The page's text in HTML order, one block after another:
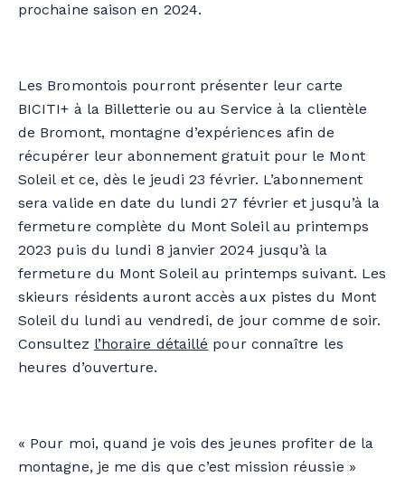
prochaine saison en 2024.
Les Bromontois pourront présenter leur carte
BICITI+ à la Billetterie ou au Service à la clientèle
de Bromont, montagne d’expériences afin de
récupérer leur abonnement gratuit pour le Mont
Soleil et ce, dès le jeudi 23 février. L’abonnement
sera valide en date du lundi 27 février et jusqu’à la
fermeture complète du Mont Soleil au printemps
2023 puis du lundi 8 janvier 2024 jusqu’à la
fermeture du Mont Soleil au printemps suivant. Les
skieurs résidents auront accès aux pistes du Mont
Soleil du lundi au vendredi, de jour comme de soir.
Consultez l’horaire détaillé pour connaître les
heures d’ouverture.
« Pour moi, quand je vois des jeunes profiter de la
montagne, je me dis que c’est mission réussie »